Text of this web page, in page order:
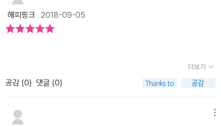
다.우리 아이들이 여행가기전의 표정처럼 금방이라도 보물을 찾을 수
있을것 같다.친구들 모두 같이 가는 여행이라 더 행복 한지도 모르겠
비를 우리 힘센차사우루스들은어떻게 넘어 갈까?책장을 넘기기 전에
5살 막내에게 물어 보았다.'날카로운 이빨로 와작 나무를 부수것이라
사우루스들은 무사히 보물을 찾을 수 있을까?*출판사에서 제공하는
해피핑크 2018-09-05
더보기
공감 (0) 댓글 (0)